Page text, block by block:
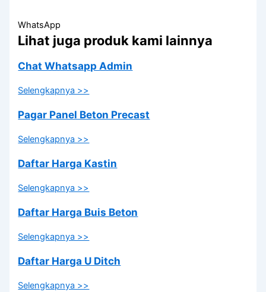
WhatsApp
Lihat juga produk kami lainnya
Chat Whatsapp Admin
Selengkapnya >>
Pagar Panel Beton Precast
Selengkapnya >>
Daftar Harga Kastin
Selengkapnya >>
Daftar Harga Buis Beton
Selengkapnya >>
Daftar Harga U Ditch
Selengkapnya >>